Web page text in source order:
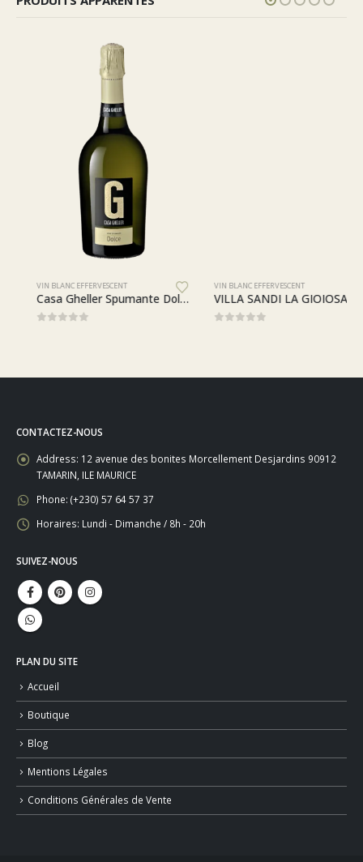
VIN BLANC EFFERVESCENT
Casa Gheller Spumante Dolce
VIN BLANC EFFERVESCENT
VILLA SANDI LA GIOIOSA 0.0 SANS ALCOOL VEGAN
CONTACTEZ-NOUS
Address: 12 avenue des bonites Morcellement Desjardins 90912
TAMARIN, ILE MAURICE
Phone: (+230) 57 64 57 37
Horaires: Lundi - Dimanche / 8h - 20h
SUIVEZ-NOUS
PLAN DU SITE
Accueil
Boutique
Blog
Mentions Légales
Conditions Générales de Vente